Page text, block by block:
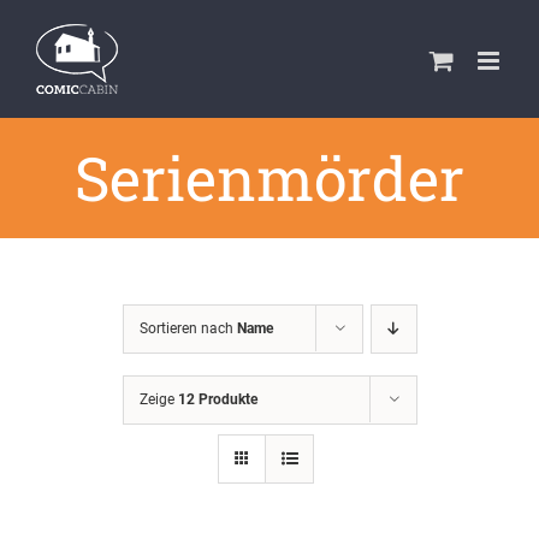
Inhalt
springen
Serienmörder
Sortieren nach Name
Zeige 12 Produkte